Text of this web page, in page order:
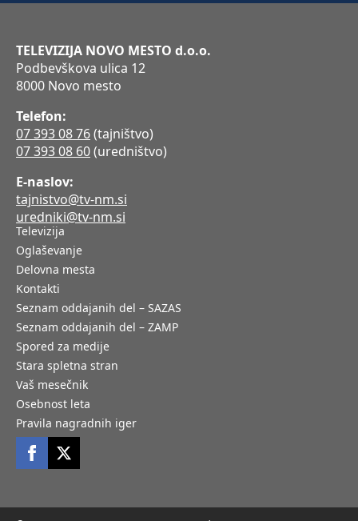
TELEVIZIJA NOVO MESTO d.o.o.
Podbevškova ulica 12
8000 Novo mesto
Telefon:
07 393 08 76(tajništvo)
07 393 08 60(uredništvo)
E-naslov:
tajnistvo@tv-nm.si
uredniki@tv-nm.si
Televizija
Oglaševanje
Delovna mesta
Kontakti
Seznam oddajanih del – SAZAS
Seznam oddajanih del – ZAMP
Spored za medije
Stara spletna stran
Vaš mesečnik
Osebnost leta
Pravila nagradnih iger